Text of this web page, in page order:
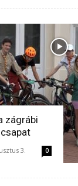
zágrábi
3. 0